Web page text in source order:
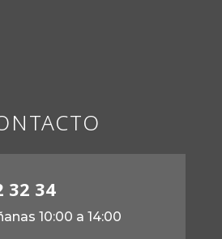
32 34
10:00 a 14:00